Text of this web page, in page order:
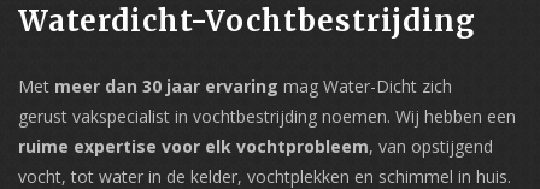
Waterdicht-Vochtbestrijding
Met meer dan 30 jaar ervaring mag Water-Dicht zich
gerust vakspecialist in vochtbestrijding noemen. Wij hebben een
ruime expertise voor elk vochtprobleem, van opstijgend
vocht, tot water in de kelder, vochtplekken en schimmel in huis.